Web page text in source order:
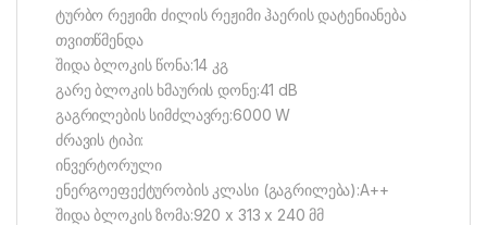
ტურბო რეჟიმი ძილის რეჟიმი ჰაერის დატენიანება
თვითწმენდა
შიდა ბლოკის წონა:14 კგ
გარე ბლოკის ხმაურის დონე:41 dB
გაგრილების სიმძლავრე:6000 W
ძრავის ტიპი:
ინვერტორული
ენერგოეფექტურობის კლასი (გაგრილება):A++
შიდა ბლოკის ზომა:920 x 313 x 240 მმ